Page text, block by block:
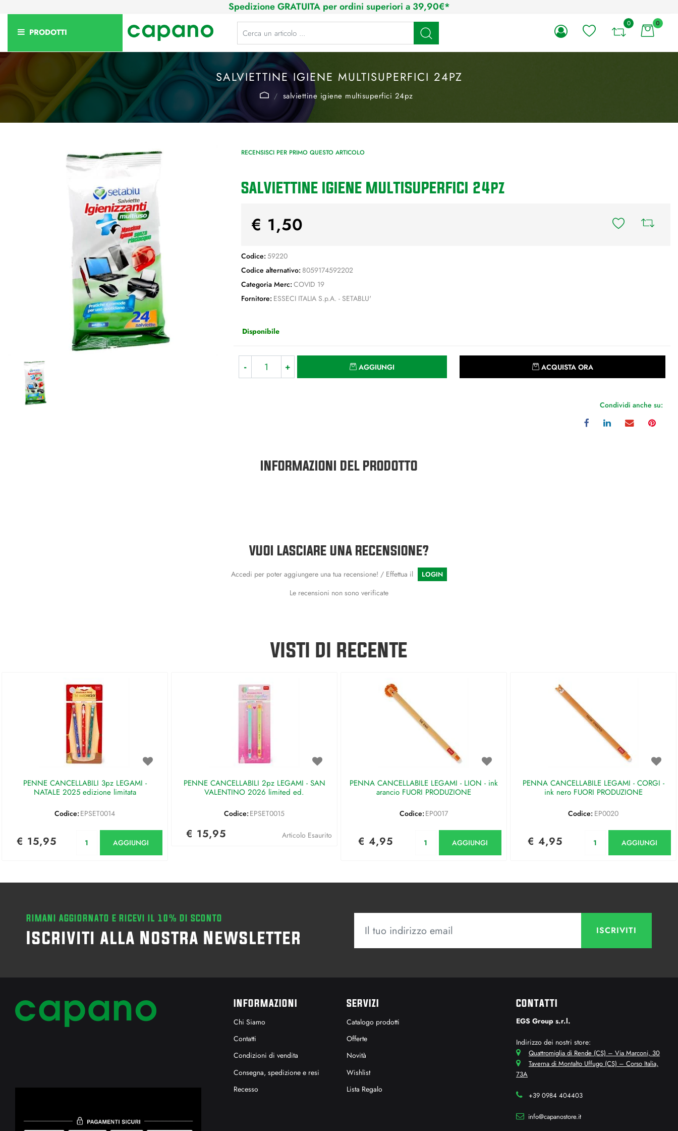
Spedizione GRATUITA per ordini superiori a 39,90€*
PRODOTTI
La modifica di un filtro aggiorna automaticamente gli altri filtri disponibili. 0 0
SALVIETTINE IGIENE MULTISUPERFICI 24PZ
salviettine igiene multisuperfici 24pz
RECENSISCI PER PRIMO QUESTO ARTICOLO
SALVIETTINE IGIENE MULTISUPERFICI 24pz
€ 1,50
Codice: 59220
Codice alternativo: 8059174592202
Categoria Merc: COVID 19
Fornitore: ESSECI ITALIA S.p.A. - SETABLU'
Disponibile
AGGIUNGI ACQUISTA ORA
Condividi anche su:
INFORMAZIONI DEL PRODOTTO
VUOI LASCIARE UNA RECENSIONE?
Accedi per poter aggiungere una tua recensione! / Effettua il LOGIN
Le recensioni non sono verificate
VISTI DI RECENTE
PENNE CANCELLABILI 3pz LEGAMI -
NATALE 2025 edizione limitata
Codice: EPSET0014
€ 15,95 AGGIUNGI
PENNE CANCELLABILI 2pz LEGAMI - SAN
VALENTINO 2026 limited ed.
Codice: EPSET0015
€ 15,95 Articolo Esaurito
PENNA CANCELLABILE LEGAMI - LION - ink
arancio FUORI PRODUZIONE
Codice: EP0017
€ 4,95 AGGIUNGI
PENNA CANCELLABILE LEGAMI - CORGI -
ink nero FUORI PRODUZIONE
Codice: EP0020
€ 4,95 AGGIUNGI
RIMANI AGGIORNATO E RICEVI IL 10% DI SCONTO
Iscriviti alla Nostra Newsletter
INFORMAZIONI
Chi Siamo
Contatti
Condizioni di vendita
Consegna, spedizione e resi
Recesso
SERVIZI
Catalogo prodotti
Offerte
Novità
Wishlist
Lista Regalo
CONTATTI
EGS Group s.r.l.
Indirizzo dei nostri store:
Quattromiglia di Rende (CS) – Via Marconi, 30
Taverna di Montalto Uffugo (CS) – Corso Italia,
73A
+39 0984 404403
info@capanostore.it